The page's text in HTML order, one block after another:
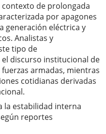
contexto de prolongada
por apagones
generación eléctrica y
Analistas y
tipo de
discurso institucional de
armadas, mientras
cotidianas derivadas
la estabilidad interna
reportes